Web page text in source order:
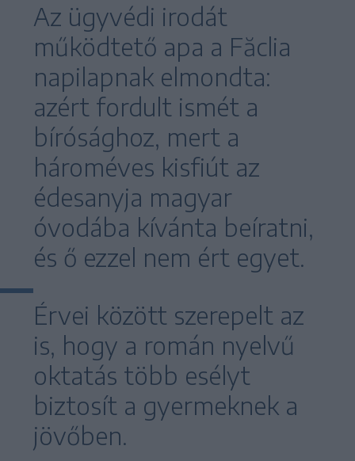
Az ügyvédi irodát
működtető apa a Făclia
napilapnak elmondta:
azért fordult ismét a
bírósághoz, mert a
hároméves kisfiút az
édesanyja magyar
óvodába kívánta beíratni,
és ő ezzel nem ért egyet.
Érvei között szerepelt az
is, hogy a román nyelvű
oktatás több esélyt
biztosít a gyermeknek a
jövőben.